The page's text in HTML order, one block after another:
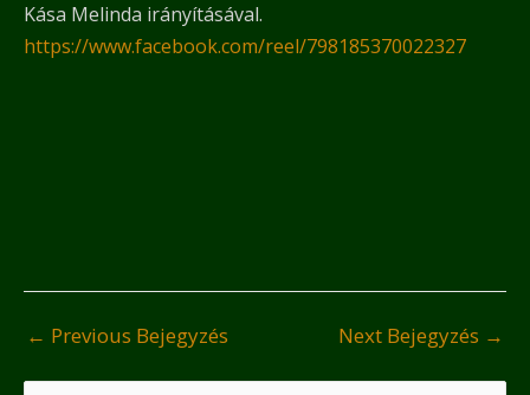
Kása Melinda irányításával.
https://www.facebook.com/reel/798185370022327
← Previous Bejegyzés Next Bejegyzés →